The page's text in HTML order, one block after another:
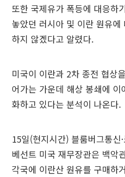
또한 국제유가 폭등에 대응하
놓았던 러시아 및 이란 원유에
하지 않겠다고 알렸다.
미국이 이란과 2차 종전 협상
어가는 가운데 해상 봉쇄에 이
화하고 있다는 분석이 나온다.
15일(현지시간) 블룸버그통신
베선트 미국 재무장관은 백악
각국에 이란산 원유를 구매하